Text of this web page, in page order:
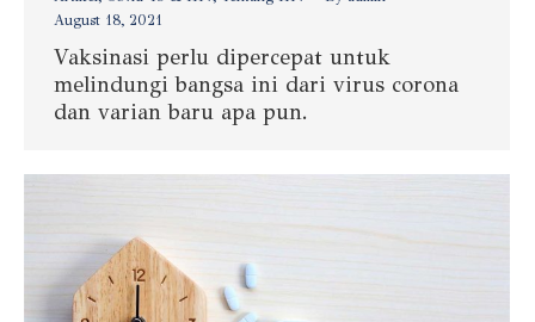
August 18, 2021
Vaksinasi perlu dipercepat untuk
melindungi bangsa ini dari virus corona
dan varian baru apa pun.